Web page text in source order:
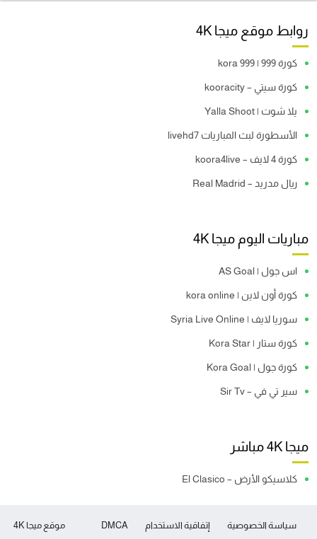
روابط موقع ميجا 4K
كورة 999 | kora 999
كورة سيتي – kooracity
يلا شوت | Yalla Shoot
الأسطورة لبث المباريات livehd7
كورة 4 لايف – koora4live
ريال مدريد – Real Madrid
مباريات اليوم ميجا 4K
اس جول | AS Goal
كورة أون لاين | kora online
سوريا لايف | Syria Live Online
كورة ستار | Kora Star
كورة جول | Kora Goal
سير تي في – Sir Tv
ميجا 4K مباشر
كلاسيكو الأرض – El Clasico
موقع ميجا 4K سياسة الخصوصية إتفاقية الاستخدام DMCA